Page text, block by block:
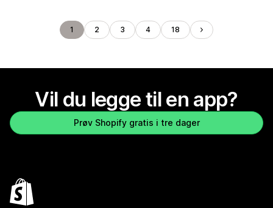
1 2 3 4 18
Vil du legge til en app?
Prøv Shopify gratis i tre dager